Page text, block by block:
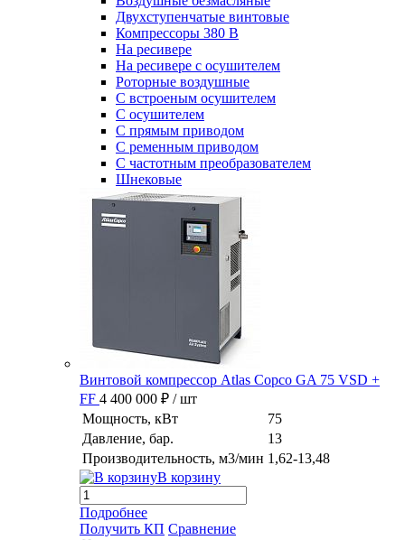
Двухступенчатые винтовые
Компрессоры 380 В
На ресивере
На ресивере с осушителем
Роторные воздушные
С встроеным осушителем
С осушителем
С прямым приводом
С ременным приводом
С частотным преобразователем
Шнековые
Винтовой компрессор Atlas Copco GA 75 VSD +
FF 4 400 000 ₽ / шт
Мощность, кВт
75
Давление, бар.
13
Производительность, м3/мин 1,62-13,48
В корзину
Подробнее
Получить КП Сравнение